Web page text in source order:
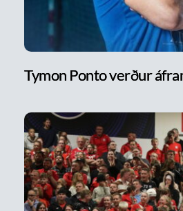
Tymon Ponto verður